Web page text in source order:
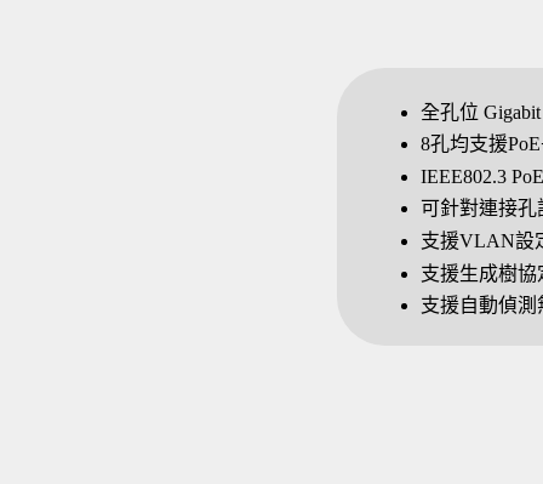
全孔位
8孔均支援
IEEE802.3
可針對連接孔
支援VLAN設
支援生成樹
支援自動偵測